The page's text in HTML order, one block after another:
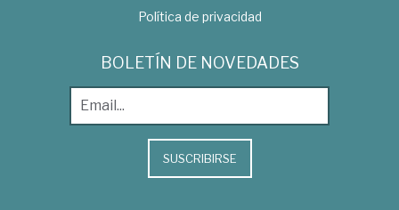
Política de privacidad
BOLETÍN DE NOVEDADES
SUSCRIBIRSE